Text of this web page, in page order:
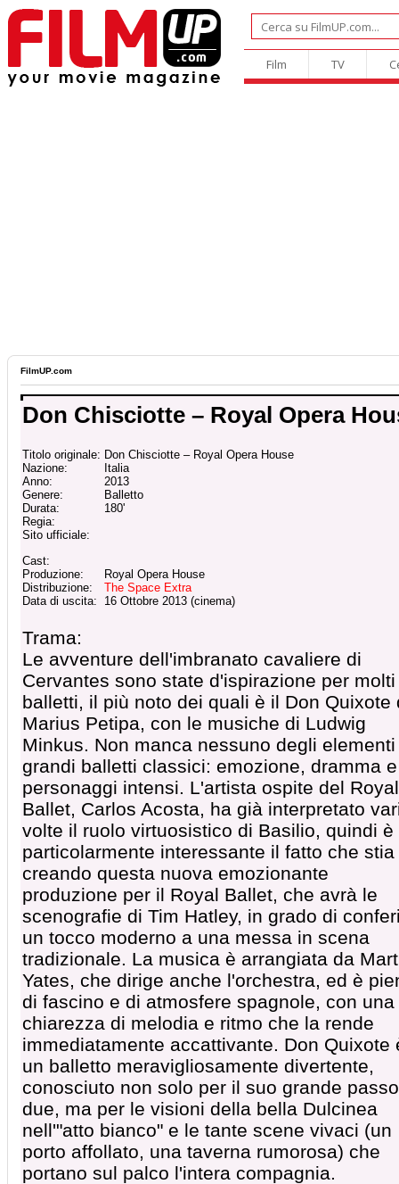
Film TV
FilmUP.com
Don Chisciotte – Royal Opera
Titolo originale: Don Chisciotte – Royal Opera House
Nazione:
Italia
Anno:
2013
Genere:
Balletto
Durata:
180'
Regia:
Sito ufficiale:
Cast:
Produzione:
Royal Opera House
Distribuzione:
The Space Extra
Data di uscita:
16 Ottobre 2013 (cinema)
Trama:
Le avventure dell'imbranato cavaliere di
Cervantes sono state d'ispirazione per molti
balletti, il più noto dei quali è il Don Quixote
Marius Petipa, con le musiche di Ludwig
Minkus. Non manca nessuno degli
grandi balletti classici: emozione, dramma e
personaggi intensi. L'artista ospite del Royal
Ballet, Carlos Acosta, ha già interpretato
volte il ruolo virtuosistico di Basilio, quindi è
particolarmente interessante il fatto che stia
creando questa nuova emozionante
produzione per il Royal Ballet, che avrà le
scenografie di Tim Hatley, in grado di
un tocco moderno a una messa in scena
tradizionale. La musica è arrangiata da
Yates, che dirige anche l'orchestra, ed è
di fascino e di atmosfere spagnole, con una
chiarezza di melodia e ritmo che la rende
immediatamente accattivante. Don Quixote
un balletto meravigliosamente divertente,
conosciuto non solo per il suo grande
due, ma per le visioni della bella Dulcinea
nell'"atto bianco" e le tante scene vivaci (un
porto affollato, una taverna rumorosa) che
portano sul palco l'intera compagnia.